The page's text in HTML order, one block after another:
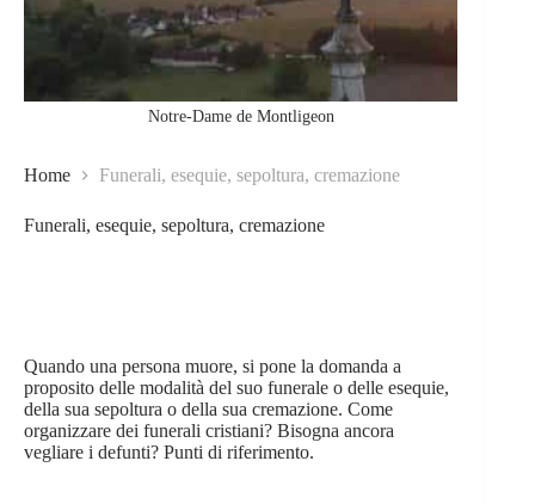
Notre-Dame de Montligeon
Home Funerali, esequie, sepoltura, cremazione
Funerali, esequie, sepoltura, cremazione
Quando una persona muore, si pone la domanda a
proposito delle modalità del suo funerale o delle esequie,
della sua sepoltura o della sua cremazione. Come
organizzare dei funerali cristiani? Bisogna ancora
vegliare i defunti? Punti di riferimento.